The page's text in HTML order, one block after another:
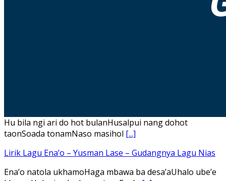
Hu bila ngi ari do hot bulanHusalpui nang dohot
taonSoada tonamNaso masihol [...]
Lirik Lagu Ena’o – Yusman Lase – Gudangnya Lagu Nias